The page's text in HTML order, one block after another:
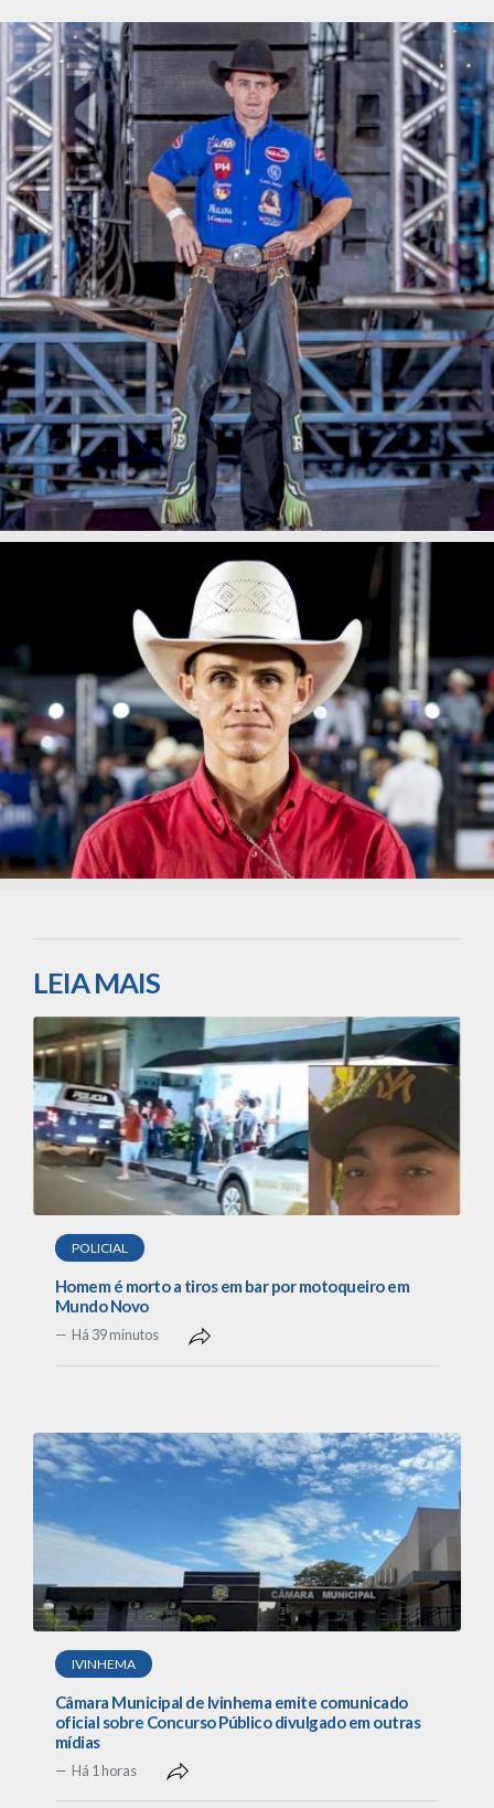
LEIA MAIS
POLICIAL
Homem é morto a tiros em bar por motoqueiro em
Mundo Novo
Há 39 minutos
IVINHEMA
Câmara Municipal de Ivinhema emite comunicado
oficial sobre Concurso Público divulgado em outras
mídias
Há 1 horas